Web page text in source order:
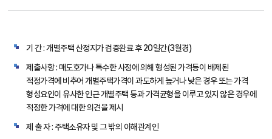
기 간 : 개별주택 산정지가 검증완료 후 20일간(3월경)
제출사항 : 매도호가나 특수한 사정에 의해 형성된 가격등이 배제된
적정가격에 비추어 개별주택가격이 과도하게 높거나 낮은 경우 또는 가격
형성요인이 유사한 인근 개별주택 등과 가격균형을 이루고 있지 않은 경우에
적정한 가격에 대한 의견을 제시
제 출 자 : 주택소유자 및 그 밖의 이해관계인